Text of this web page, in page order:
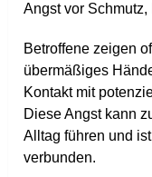
Angst vor
Betroffene zeigen
übermäßiges
Kontakt mit
Diese Angst kann
Alltag führen und
verbunden.